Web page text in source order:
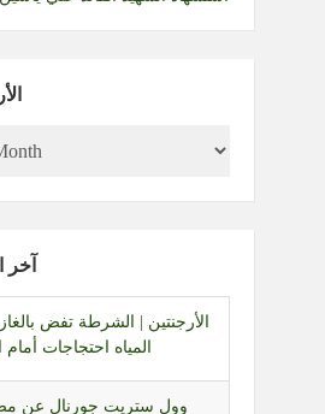
آخر
وول ستريت جورنال عن
الحرب ونائبه عقدا يوم